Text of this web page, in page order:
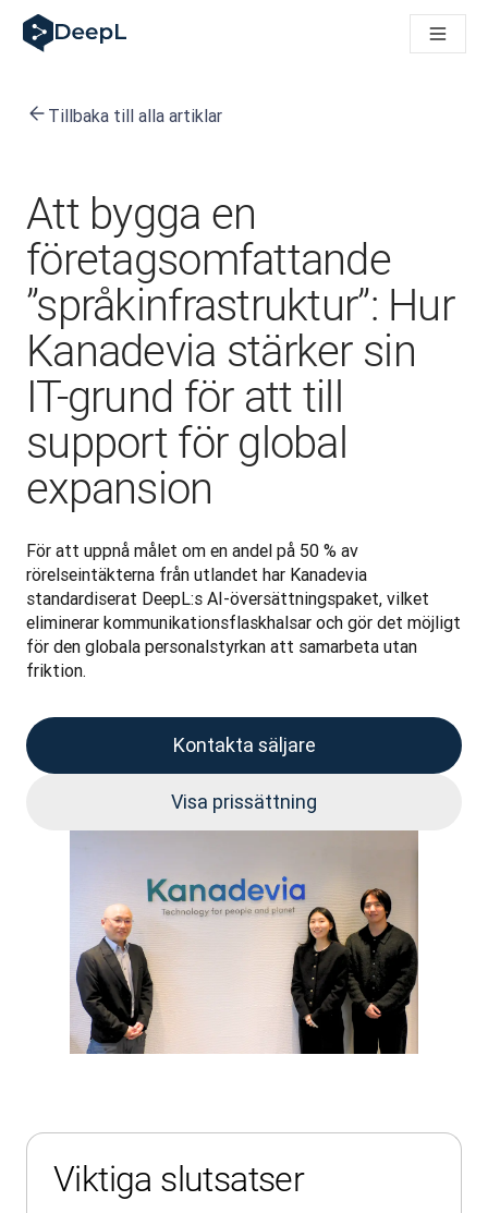
DeepL för AI-agenter
DeepL:s Translation Flow: Nya AI-drivna arbetsflöden för
Upptäck Translation Flow: Översättning som
Från högkvalitativ textöversättning till röstplattform i
Building an instantly accessible voice demo with DeepL
Tillbaka till alla artiklar
Att bygga en
företagsomfattande
”språkinfrastruktur”: Hur
Kanadevia stärker sin
IT-grund för att till
support för global
expansion
För att uppnå målet om en andel på 50 % av
rörelseintäkterna från utlandet har Kanadevia
standardiserat DeepL:s AI-översättningspaket, vilket
eliminerar kommunikationsflaskhalsar och gör det möjligt
för den globala personalstyrkan att samarbeta utan
friktion.
Kontakta säljare
Visa prissättning
Viktiga slutsatser